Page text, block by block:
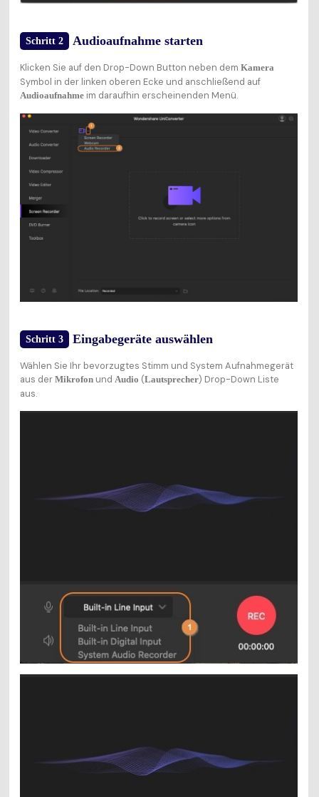
Schritt 2 Audioaufnahme starten
Klicken Sie auf den Drop-Down Button neben dem Kamera
Symbol in der linken oberen Ecke und anschließend auf
Audioaufnahmeim daraufhin erscheinenden Menü.
Schritt 3 Eingabegeräte auswählen
Wählen Sie Ihr bevorzugtes Stimm und System Aufnahmegerät
aus der Mikrofonund Audio (Lautsprecher) Drop-Down Liste
aus.